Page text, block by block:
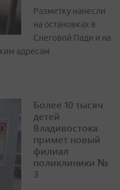
Разметку нанесли
на остановках в
Снеговой Пади и на
адресам
Более 10 тысяч
детей
Владивостока
примет новый
филиал
поликлиники №
3